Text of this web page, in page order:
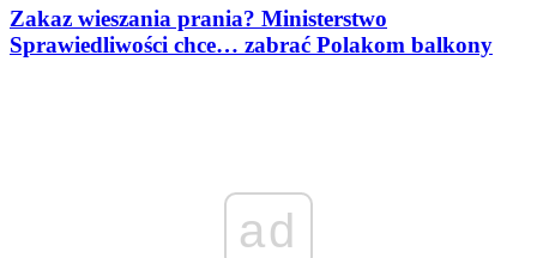
Zakaz wieszania prania? Ministerstwo
Sprawiedliwości chce… zabrać Polakom balkony
ad